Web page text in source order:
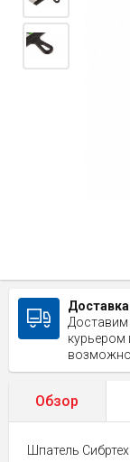
курьером
Обзор
Шпатель